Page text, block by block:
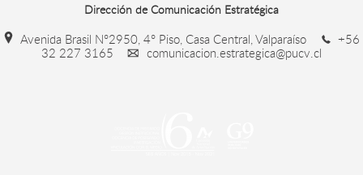
Dirección de Comunicación Estratégica
Avenida Brasil N°2950, 4° Piso, Casa Central, Valparaíso
+56
32 227 3165
comunicacion.estrategica@pucv.cl